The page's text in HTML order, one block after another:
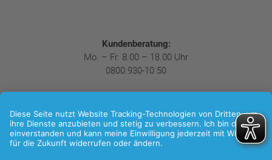
Kundenberatung:
Mo. – Fr. 8.00 – 18.00 Uhr
0800.930-10 50
LinkedInXing FacebookInstagram